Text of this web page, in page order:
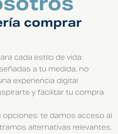
comprar
cada estilo de vida:
a tu medida, no
experiencia digital
y facilitar tu compra
opciones: te damos acceso al
alternativas relevantes,